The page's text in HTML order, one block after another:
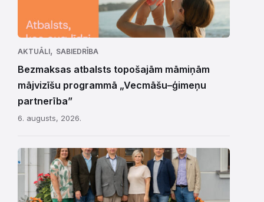
AKTUĀLI, SABIEDRĪBA
Bezmaksas atbalsts topošajām māmiņām
mājvizīšu programmā „Vecmāšu–ģimeņu
partnerība”
6. augusts, 2026.